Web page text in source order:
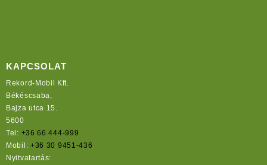
KAPCSOLAT
Rekord-Mobil Kft.
Békéscsaba,
Bajza utca 15.
5600
Tel: +36 66 444-999
Mobil: +36 30 9451-436
Nyitvatartás: